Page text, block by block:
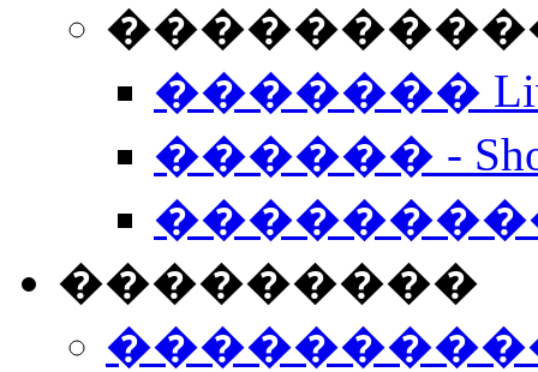
����������
�������
������ -
���������